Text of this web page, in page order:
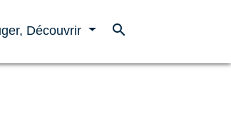
Découvrir search